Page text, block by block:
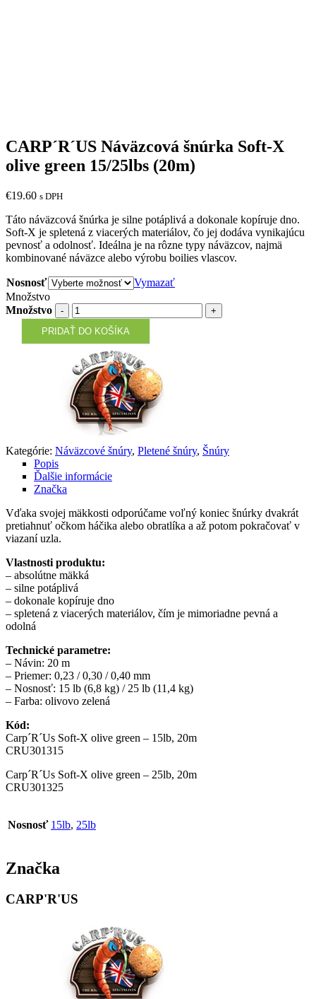
CARP´R´US Náväzcová šnúrka Soft-X
olive green 15/25lbs (20m)
€19.60 s DPH
Táto náväzcová šnúrka je silne potáplivá a dokonale kopíruje dno.
Soft-X je spletená z viacerých materiálov, čo jej dodáva vynikajúcu
pevnosť a odolnosť. Ideálna je na rôzne typy náväzcov, najmä
kombinované náväzce alebo výrobu boilies vlascov.
Nosnosť
Vymazať
Množstvo
Množstvo
PRIDAŤ DO KOŠÍKA
Kategórie: Náväzcové šnúry, Pletené šnúry, Šnúry
Popis
Ďalšie informácie
Značka
Vďaka svojej mäkkosti odporúčame voľný koniec šnúrky dvakrát
pretiahnuť očkom háčika alebo obratlíka a až potom pokračovať v
viazaní uzla.
Vlastnosti produktu:
– absolútne mäkká
– silne potáplivá
– dokonale kopíruje dno
– spletená z viacerých materiálov, čím je mimoriadne pevná a
odolná
Technické parametre:
– Návin: 20 m
– Priemer: 0,23 / 0,30 / 0,40 mm
– Nosnosť: 15 lb (6,8 kg) / 25 lb (11,4 kg)
– Farba: olivovo zelená
Kód:
Carp´R´Us Soft-X olive green – 15lb, 20m
CRU301315
Carp´R´Us Soft-X olive green – 25lb, 20m
CRU301325
Nosnosť 15lb, 25lb
Značka
CARP'R'US